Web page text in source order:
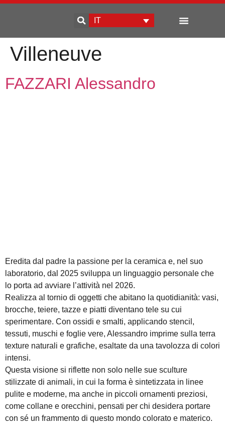
IT
Villeneuve
FAZZARI Alessandro
Eredita dal padre la passione per la ceramica e, nel suo
laboratorio, dal 2025 sviluppa un linguaggio personale che
lo porta ad avviare l’attività nel 2026.
Realizza al tornio di oggetti che abitano la quotidianità: vasi,
brocche, teiere, tazze e piatti diventano tele su cui
sperimentare. Con ossidi e smalti, applicando stencil,
tessuti, muschi e foglie vere, Alessandro imprime sulla terra
texture naturali e grafiche, esaltate da una tavolozza di colori
intensi.
Questa visione si riflette non solo nelle sue sculture
stilizzate di animali, in cui la forma è sintetizzata in linee
pulite e moderne, ma anche in piccoli ornamenti preziosi,
come collane e orecchini, pensati per chi desidera portare
con sé un frammento di questo mondo colorato e materico.